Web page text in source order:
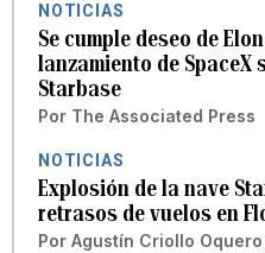
NOTICIAS
Se cumple deseo de
lanzamiento de
Starbase
Por The Associated Press
NOTICIAS
Explosión de la nave
retrasos de vuelos en
Por Agustín Criollo Oquero